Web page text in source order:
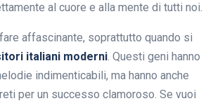
al cuore e alla mente di tutti noi.
affascinante, soprattutto quando si
italiani moderni. Questi geni hanno
indimenticabili, ma hanno anche
per un successo clamoroso. Se vuoi